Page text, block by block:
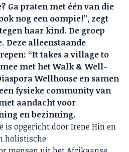
Ga praten met één van die
nog een oompie!”, zegt
haar kind. De groep
Deze alleenstaande
“It takes a village to
met het Walk & Well-
Wellhouse en samen
fysieke community van
aandacht voor
en bezinning.
is opgericht door Irene Hin en
holistische